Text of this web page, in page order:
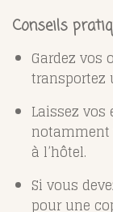
Conseils
Gardez vos
transportez
Laissez
notamment
à l’hôtel.
Si vous
pour une